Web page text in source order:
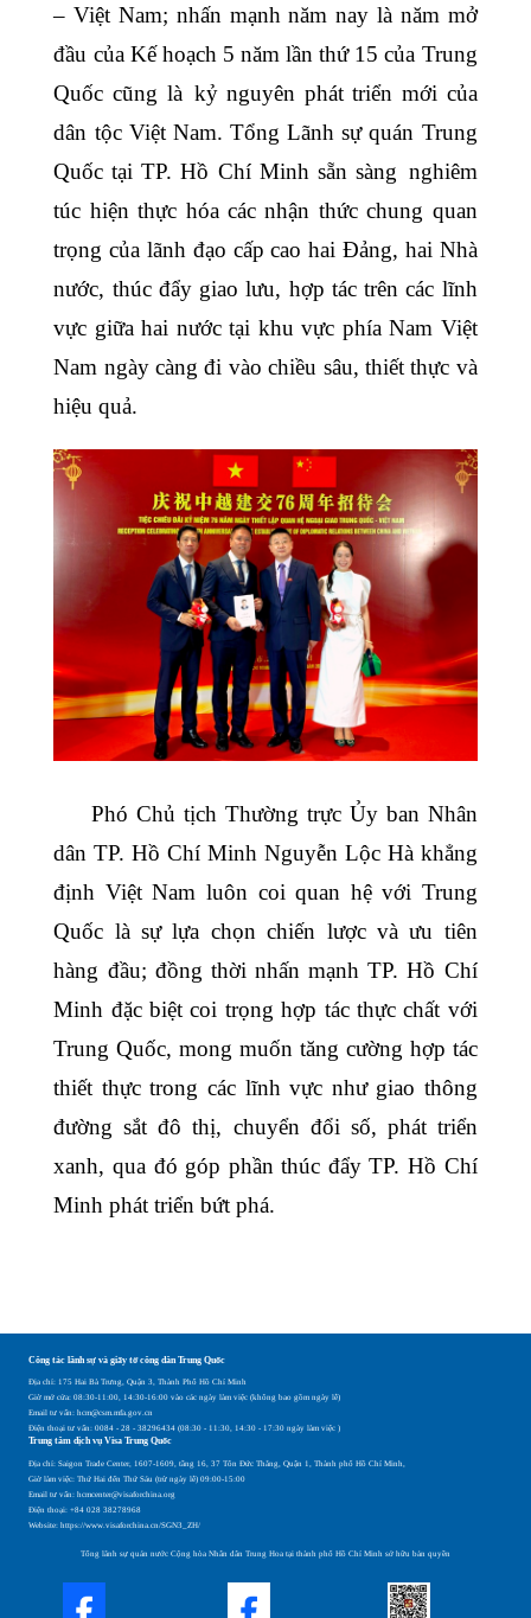
– Việt Nam; nhấn mạnh năm nay là năm mở
đầu của Kế hoạch 5 năm lần thứ 15 của Trung
Quốc cũng là kỷ nguyên phát triển mới của
dân tộc Việt Nam. Tổng Lãnh sự quán Trung
Quốc tại TP. Hồ Chí Minh sẵn sàng nghiêm
túc hiện thực hóa các nhận thức chung quan
trọng của lãnh đạo cấp cao hai Đảng, hai Nhà
nước, thúc đẩy giao lưu, hợp tác trên các lĩnh
vực giữa hai nước tại khu vực phía Nam Việt
Nam ngày càng đi vào chiều sâu, thiết thực và
hiệu quả.
Phó Chủ tịch Thường trực Ủy ban Nhân
dân TP. Hồ Chí Minh Nguyễn Lộc Hà khẳng
định Việt Nam luôn coi quan hệ với Trung
Quốc là sự lựa chọn chiến lược và ưu tiên
hàng đầu; đồng thời nhấn mạnh TP. Hồ Chí
Minh đặc biệt coi trọng hợp tác thực chất với
Trung Quốc, mong muốn tăng cường hợp tác
thiết thực trong các lĩnh vực như giao thông
đường sắt đô thị, chuyển đổi số, phát triển
xanh, qua đó góp phần thúc đẩy TP. Hồ Chí
Minh phát triển bứt phá.
Công tác lãnh sự và giấy tờ công dân Trung Quốc
Địa chỉ: 175 Hai Bà Trưng, Quận 3, Thành Phố Hồ Chí Minh
Giờ mở cửa: 08:30-11:00, 14:30-16:00 vào các ngày làm việc (không bao gồm ngày lễ)
Email tư vấn: hcm@csm.mfa.gov.cn
Điện thoại tư vấn: 0084 - 28 - 38296434 (08:30 - 11:30, 14:30 - 17:30 ngày làm việc )
Trung tâm dịch vụ Visa Trung Quốc
Địa chỉ: Saigon Trade Center, 1607-1609, tầng 16, 37 Tôn Đức Thắng, Quận 1, Thành phố Hồ Chí Minh,
Giờ làm việc: Thứ Hai đến Thứ Sáu (trừ ngày lễ) 09:00-15:00
Email tư vấn: hcmcenter@visaforchina.org
Điện thoại: +84 028 38278968
Website: https://www.visaforchina.cn/SGN3_ZH/
Tổng lãnh sự quán nước Cộng hòa Nhân dân Trung Hoa tại thành phố Hồ Chí Minh sở hữu bản quyền